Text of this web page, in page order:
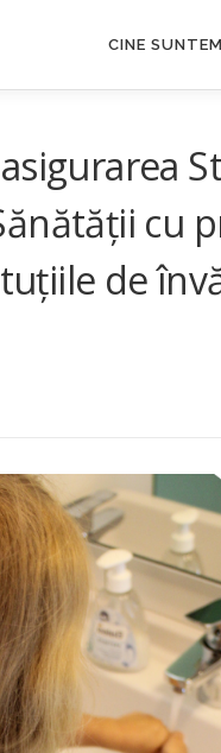
CINE SUNTEM
cu
de